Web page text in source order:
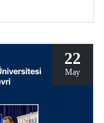
22
May